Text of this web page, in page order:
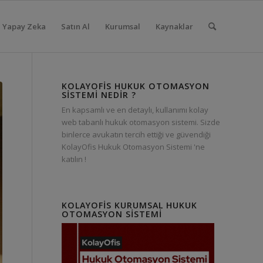
Yapay Zeka Satın Al Kurumsal Kaynaklar
KOLAYOFIS HUKUK OTOMASYON
SISTEMI NEDIR ?
En kapsamlı ve en detaylı, kullanımı kolay
web tabanlı hukuk otomasyon sistemi. Sizde
binlerce avukatın tercih ettiği ve güvendiği
KolayOfis Hukuk Otomasyon Sistemi 'ne
katılın !
KOLAYOFIS KURUMSAL HUKUK
OTOMASYON SISTEMI